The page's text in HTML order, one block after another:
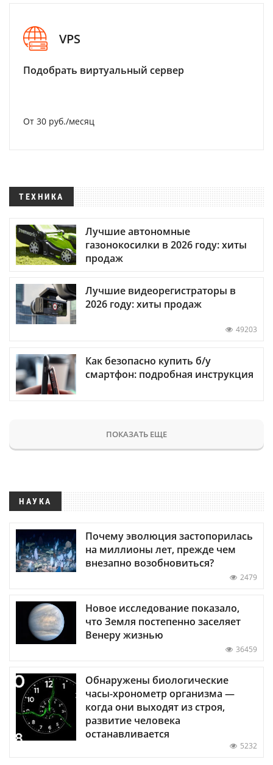
VPS
Подобрать виртуальный сервер
От 30 руб./месяц
ТЕХНИКА
Лучшие автономные
газонокосилки в 2026 году: хиты
продаж
Лучшие видеорегистраторы в
2026 году: хиты продаж
49203
Как безопасно купить б/у
смартфон: подробная инструкция
ПОКАЗАТЬ ЕЩЕ
НАУКА
Почему эволюция застопорилась
на миллионы лет, прежде чем
внезапно возобновиться?
2479
Новое исследование показало,
что Земля постепенно заселяет
Венеру жизнью
36459
Обнаружены биологические
часы-хронометр организма —
когда они выходят из строя,
развитие человека
останавливается
5232